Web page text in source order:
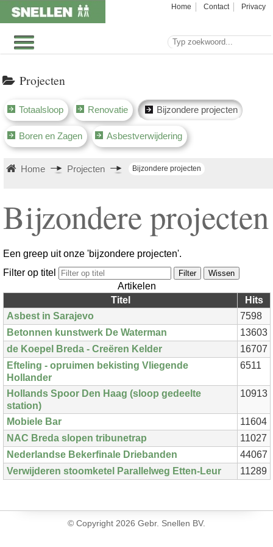
Home Contact Privacy
Projecten
Totaalsloop Renovatie Bijzondere projecten
Boren en Zagen Asbestverwijdering
Home Projecten Bijzondere projecten
Bijzondere projecten
Een greep uit onze 'bijzondere projecten'.
Filter op titel
Filter Wissen
Artikelen
Titel
Hits
Asbest in Sarajevo
7598
Betonnen kunstwerk De Waterman
13603
de Koepel Breda - Creëren Kelder
16707
Efteling - opruimen bekisting Vliegende
Hollander
6511
Hollands Spoor Den Haag (sloop gedeelte
station)
10913
Mobiele Bar
11604
NAC Breda slopen tribunetrap
11027
Nederlandse Bekerfinale Driebanden
44067
Verwijderen stoomketel Parallelweg Etten-Leur
11289
© Copyright 2026 Gebr. Snellen BV.